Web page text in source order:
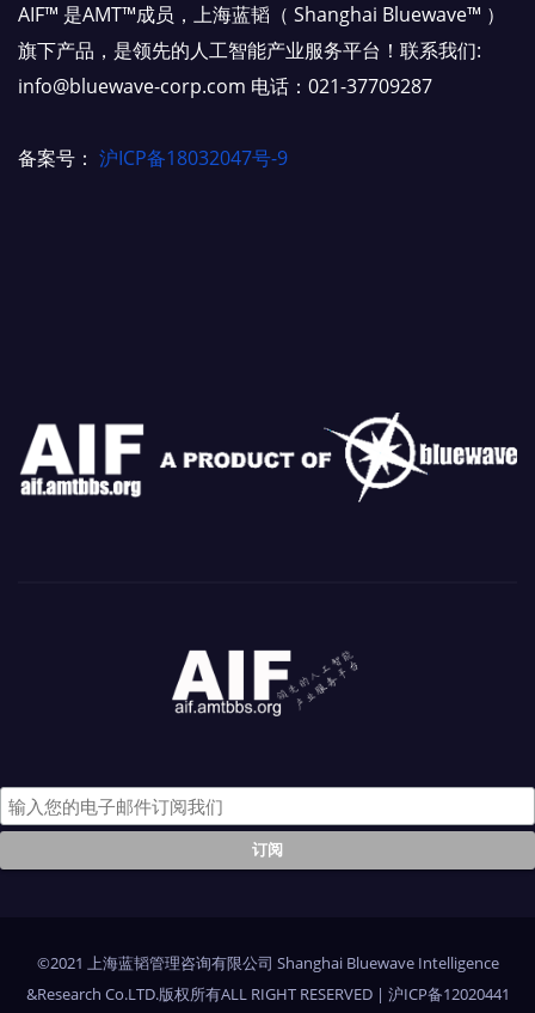
AIF™ 是AMT™成员，上海蓝韬（ Shanghai Bluewave™ ）
旗下产品，是领先的人工智能产业服务平台！联系我们:
info@bluewave-corp.com 电话：021-37709287
备案号： 沪ICP备18032047号-9
©2021 上海蓝韬管理咨询有限公司 Shanghai Bluewave Intelligence
&Research Co.LTD.版权所有ALL RIGHT RESERVED | 沪ICP备12020441